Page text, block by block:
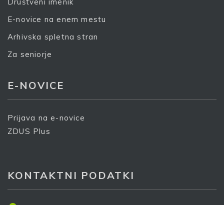
E-novice na enem mestu
Arhivska spletna stran
Za seniorje
E-NOVICE
Prijava na e-novice
ZDUS Plus
KONTAKTNI PODATKI